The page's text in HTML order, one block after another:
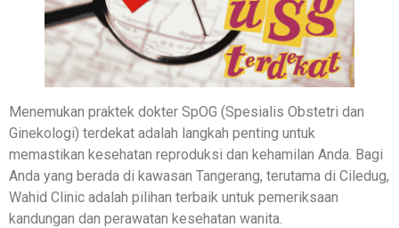
Menemukan praktek dokter SpOG (Spesialis Obstetri dan
Ginekologi) terdekat adalah langkah penting untuk
memastikan kesehatan reproduksi dan kehamilan Anda. Bagi
Anda yang berada di kawasan Tangerang, terutama di Ciledug,
Wahid Clinic adalah pilihan terbaik untuk pemeriksaan
kandungan dan perawatan kesehatan wanita.